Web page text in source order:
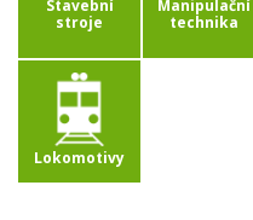
Stavební
stroje
Manipulační
technika
Lokomotivy